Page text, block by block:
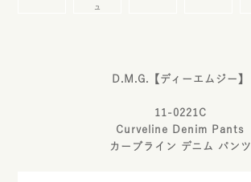
ュ
D.M.G.【ディーエムジー】
11-0221C
Curveline Denim Pants
カーブライン デニム パンツ